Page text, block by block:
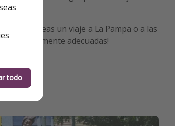
y planeas un viaje a La Pampa o a las
absolutamente adecuadas!
todo